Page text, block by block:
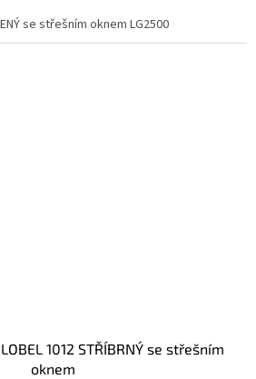
se střešním oknem LG2500
oknem